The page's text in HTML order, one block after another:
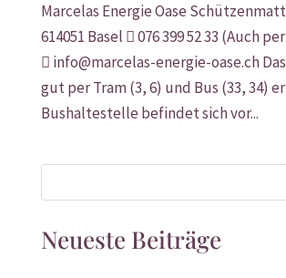
Marcelas Energie Oase
614051 Basel  076 399 52 33 (Auch
 info@marcelas-energie-oase.ch
gut per Tram (3, 6) und Bus (33, 34)
Bushaltestelle befindet sich vor...
Neueste Beiträge